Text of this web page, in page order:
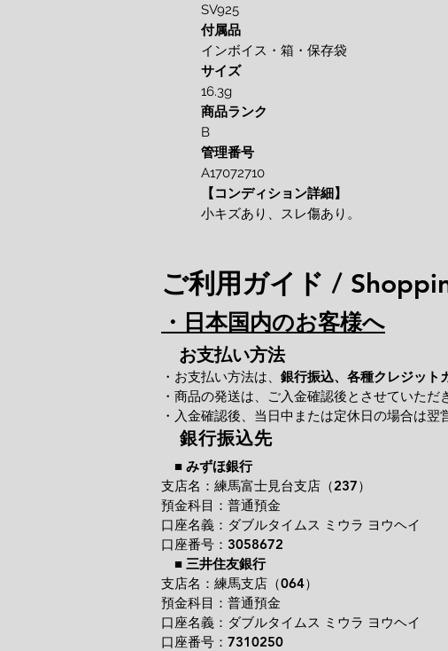
SV925
付属品
インボイス・箱・保存袋
サイズ
16.3g
商品ランク
B
管理番号
A17072710
【コンディション詳細】
小キズあり、スレ傷あり。
ご利用ガイド /
・日本国内のお客様へ
お支払い方法
・お支払い方法は、 銀行振込、各種クレジット
・商品の発送は、ご入金確認後とさせていただ
・入金確認後、当日中または定休日の場合は
銀行振込先
■ みずほ銀行
支店名：練馬富士見台支店（237）
預金科目：普通預金
口座名義：ダブルタイムス ミウラ ヨウヘイ
口座番号：3058672
■ 三井住友銀行
支店名：練馬支店（064）
預金科目：普通預金
口座名義：ダブルタイムス ミウラ ヨウヘイ
口座番号：7310250